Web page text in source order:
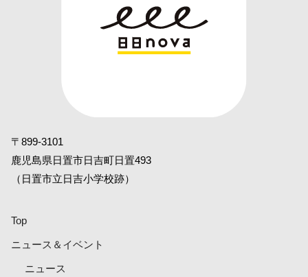
〒899-3101
鹿児島県日置市日吉町日置493
（日置市立日吉小学校跡）
Top
ニュース＆イベント
ニュース